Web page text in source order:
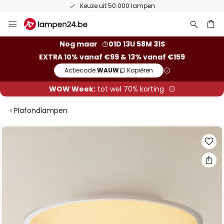
Keuze uit 50.000 lampen
naar
Nog maar
01D 13U 58M 30S
EXTRA 10% vanaf €99 & 13% vanaf €159
Actiecode:WAUW Kopiëren
WOW Week:tot wel 70% korting
Plafondlampen
Ga
afbeeldingen-
gallerij